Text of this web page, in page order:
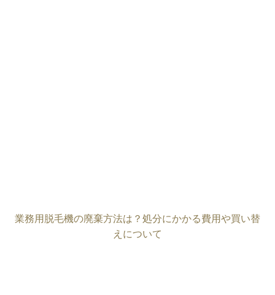
業務用脱毛機の廃棄方法は？処分にかかる費用や買い替
えについて